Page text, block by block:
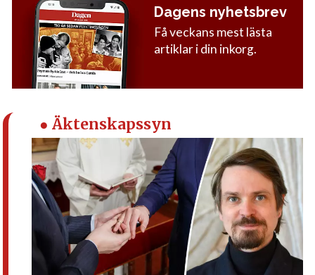
Dagens nyhetsbrev
Få veckans mest lästa
artiklar i din inkorg.
● Äktenskapssyn